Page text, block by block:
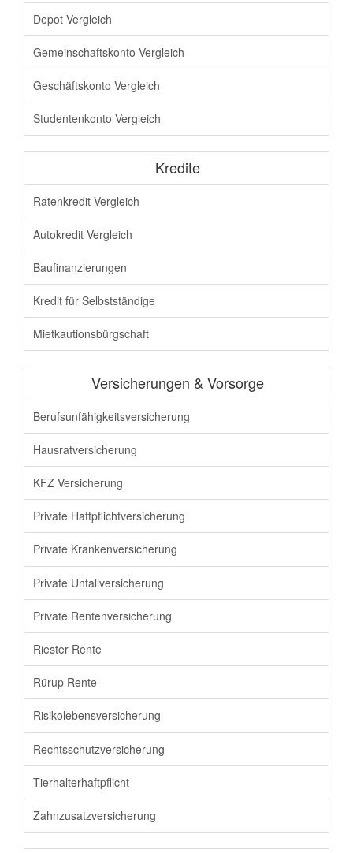
Depot Vergleich
Gemeinschaftskonto Vergleich
Geschäftskonto Vergleich
Studentenkonto Vergleich
Kredite
Ratenkredit Vergleich
Autokredit Vergleich
Baufinanzierungen
Kredit für Selbstständige
Mietkautionsbürgschaft
Versicherungen & Vorsorge
Berufsunfähigkeitsversicherung
Hausratversicherung
KFZ Versicherung
Private Haftpflichtversicherung
Private Krankenversicherung
Private Unfallversicherung
Private Rentenversicherung
Riester Rente
Rürup Rente
Risikolebensversicherung
Rechtsschutzversicherung
Tierhalterhaftpflicht
Zahnzusatzversicherung